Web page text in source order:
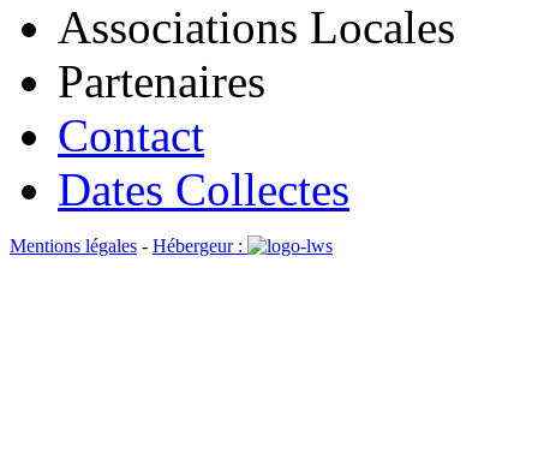
Associations Locales
Partenaires
Contact
Dates Collectes
Mentions légales - Hébergeur :